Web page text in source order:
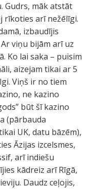
Gudrs, māk atstāt
rīkoties arī nežēlīgi.
izbaudījis
viņu bijām arī uz
Ko lai saka – puisim
aizejam tikai ar 5
Viņš ir no tiem
ne kazino
būt šī kazino
(pārbauda
UK, datu bāzēm),
Āzijas izcelsmes,
arī indiešu
kādreiz arī Rīgā,
Daudz ceļojis,